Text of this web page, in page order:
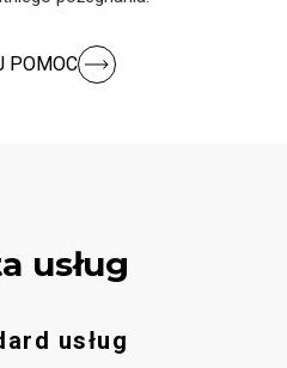
POMOC
usług
usług